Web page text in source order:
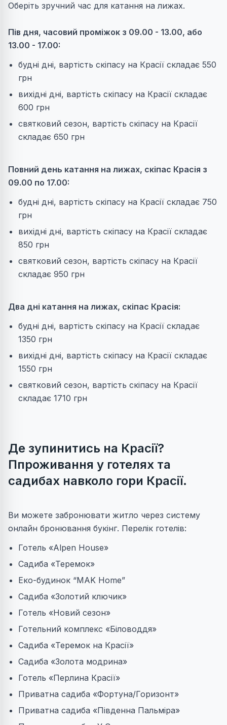
Оберіть зручний час для катання на лижах.
Пів дня, часовий проміжок з 09.00 - 13.00, або
13.00 - 17.00:
будні дні, вартість скіпасу на Красії складає 550
грн
вихідні дні, вартість скіпасу на Красії складає
600 грн
святковий сезон, вартість скіпасу на Красії
складає 650 грн
Повний день катання на лижах, скіпас Красія з
09.00 по 17.00:
будні дні, вартість скіпасу на Красії складає 750
грн
вихідні дні, вартість скіпасу на Красії складає
850 грн
святковий сезон, вартість скіпасу на Красії
складає 950 грн
Два дні катання на лижах, скіпас Красія:
будні дні, вартість скіпасу на Красії складає
1350 грн
вихідні дні, вартість скіпасу на Красії складає
1550 грн
святковий сезон, вартість скіпасу на Красії
складає 1710 грн
Де зупинитись на Красії?
Ппроживання у готелях та
садибах навколо гори Красії.
Ви можете забронювати житло через систему
онлайн бронювання букінг. Перелік готелів:
Готель «Alpen House»
Cадиба «Теремок»
Еко-будинок “MAK Home”
Садиба «Золотий ключик»
Готель «Новий сезон»
Готельний комплекс «Біловоддя»
Садиба «Теремок на Красії»
Садиба «Золота модрина»
Готель «Перлина Красії»
Приватна садиба «Фортуна/Горизонт»
Приватна садиба «Південна Пальміра»